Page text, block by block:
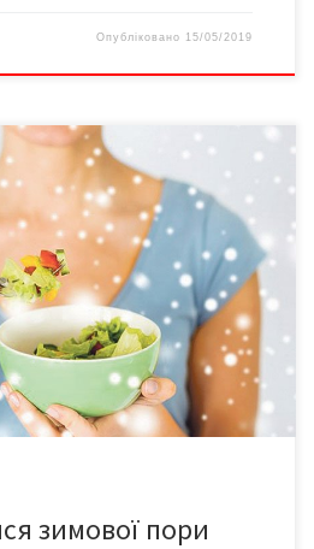
Опубліковано 15/05/2019
нам свої вимоги. Людина стає
атакують вірусні інфекції.
й нестача сонячних променів на
депресивно: не хочеться активно
бажання «забратися у барліг»
із таким навантаженням?
[…]
зимової пори